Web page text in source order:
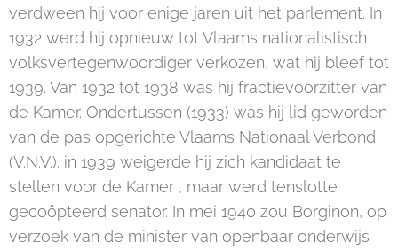
verdween hij voor enige jaren uit het parlement. In
1932 werd hij opnieuw tot Vlaams nationalistisch
volksvertegenwoordiger verkozen, wat hij bleef tot
1939. Van 1932 tot 1938 was hij fractievoorzitter van
de Kamer. Ondertussen (1933) was hij lid geworden
van de pas opgerichte Vlaams Nationaal Verbond
(V.N.V.). in 1939 weigerde hij zich kandidaat te
stellen voor de Kamer , maar werd tenslotte
gecoöpteerd senator. In mei 1940 zou Borginon, op
verzoek van de minister van openbaar onderwijs